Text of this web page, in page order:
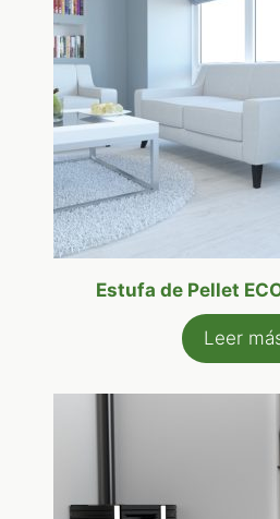
Estufa de Pellet
Leer